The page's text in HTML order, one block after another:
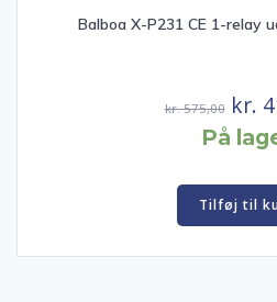
Balboa X-P231 CE 1-relay
kr.575,00 Den
var:
kr.
kr.
På
Tilføj til